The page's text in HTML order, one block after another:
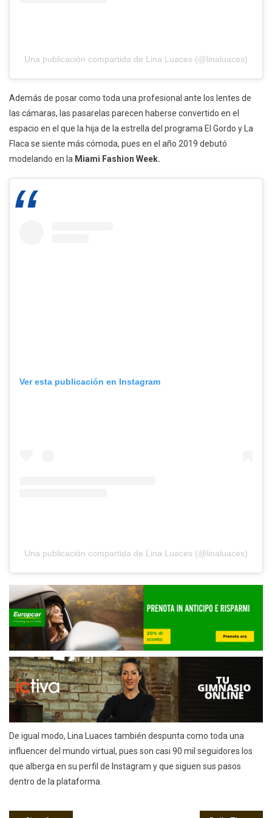
Una publicación compartida de Lina Luaces (@linaluaces)
Además de posar como toda una profesional ante los lentes de
las cámaras, las pasarelas parecen haberse convertido en el
espacio en el que la hija de la estrella del programa El Gordo y La
Flaca se siente más cómoda, pues en el año 2019 debutó
modelando en la Miami Fashion Week.
Ver esta publicación en Instagram
Una publicación compartida de Lina Luaces (@linaluaces)
De igual modo, Lina Luaces también despunta como toda una
influencer del mundo virtual, pues son casi 90 mil seguidores los
que alberga en su perfil de Instagram y que siguen sus pasos
dentro de la plataforma.